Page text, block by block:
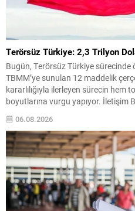
Terörsüz Türkiye: 2,3 Trilyon
Bugün, Terörsüz Türkiye sürecinde
TBMM’ye sunulan 12 maddelik
kararlılığıyla ilerleyen sürecin hem
boyutlarına vurgu yapıyor. İletişim
maliyetin büyüklüğünü somut
çalışmaya göre terörün ülkeye...
06.08.2026